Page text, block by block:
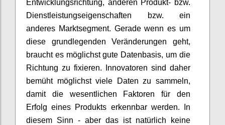
Entwicklungsrichtung, anderen Produkt- bzw.
Dienstleistungseigenschaften bzw. ein
anderes Marktsegment. Gerade wenn es um
diese grundlegenden Veränderungen geht,
braucht es möglichst gute Datenbasis, um die
Richtung zu fixieren. Innovatoren sind daher
bemüht möglichst viele Daten zu sammeln,
damit die wesentlichen Faktoren für den
Erfolg eines Produkts erkennbar werden. In
diesem Sinn - aber das ist natürlich keine